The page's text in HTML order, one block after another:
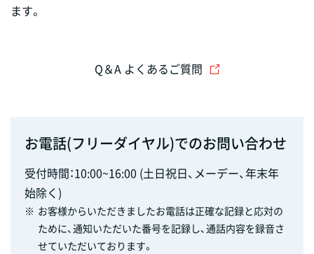
ます。
Q＆A よくあるご質問
お電話(フリーダイヤル)でのお問い合わせ
受付時間：10:00~16:00 (土日祝日、メーデー、年末年
始除く)
※ お客様からいただきましたお電話は正確な記録と応対の
ために、通知いただいた番号を記録し、通話内容を録音さ
せていただいております。